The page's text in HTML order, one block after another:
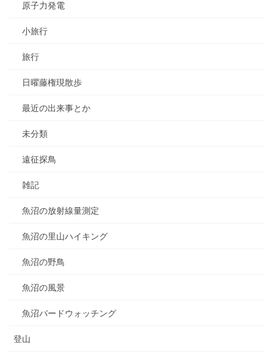
原子力発電
小旅行
旅行
日曜藤権現散歩
最近の出来事とか
未分類
遠征探鳥
雑記
魚沼の放射線量測定
魚沼の里山ハイキング
魚沼の野鳥
魚沼の風景
魚沼バードウォッチング
登山